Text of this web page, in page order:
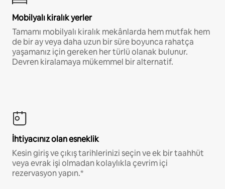
Mobilyalı kiralık yerler
Tamamı mobilyalı kiralık mekânlarda hem mutfak hem
de bir ay veya daha uzun bir süre boyunca rahatça
yaşamanız için gereken her türlü olanak bulunur.
Devren kiralamaya mükemmel bir alternatif.
İhtiyacınız olan esneklik
Kesin giriş ve çıkış tarihlerinizi seçin ve ek bir taahhüt
veya evrak işi olmadan kolaylıkla çevrim içi
rezervasyon yapın.*